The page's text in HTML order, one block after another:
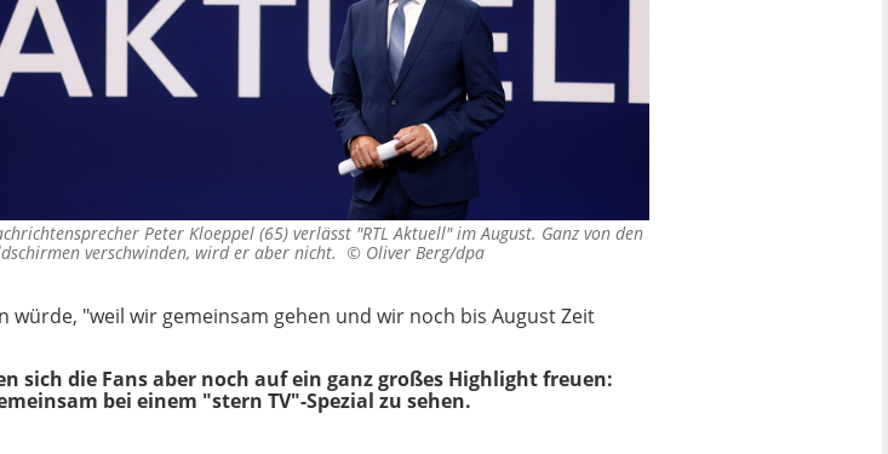
Peter Kloeppel (65) verlässt "RTL Aktuell" im August. Ganz von den
verschwinden, wird er aber nicht. © Oliver Berg/dpa
"weil wir gemeinsam gehen und wir noch bis August Zeit
sich die Fans aber noch auf ein ganz großes Highlight freuen:
bei einem "stern TV"-Spezial zu sehen.